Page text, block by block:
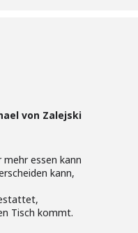
von Zalejski
essen kann
kann,
Tisch kommt.